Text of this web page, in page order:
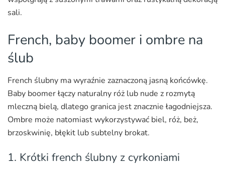
sali.
French, baby boomer i ombre na
ślub
French ślubny ma wyraźnie zaznaczoną jasną końcówkę.
Baby boomer łączy naturalny róż lub nude z rozmytą
mleczną bielą, dlatego granica jest znacznie łagodniejsza.
Ombre może natomiast wykorzystywać biel, róż, beż,
brzoskwinię, błękit lub subtelny brokat.
1. Krótki french ślubny z cyrkoniami